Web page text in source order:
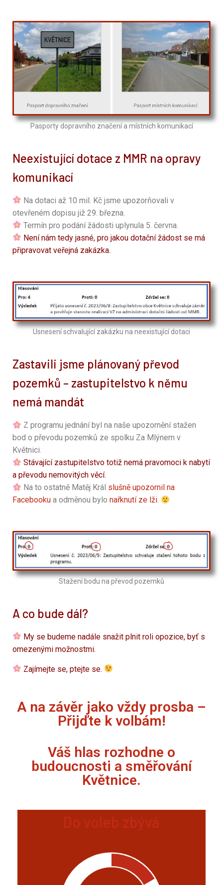
Pasporty dopravního značení a místních komunikací
Neexistující dotace z MMR na opravy
komunikací
Na dotaci až 10 mil. Kč jsme upozorňovali v
otevřeném dopisu již 29. března.
Termín pro podání žádosti uplynula 5. června.
Není nám tedy jasné, pro jakou dotační žádost se má
připravovat veřejná zakázka.
Usnesení schvalující zakázku na neexistující dotaci
Zastavili jsme plánovaný převod
pozemků – zastupitelstvo k němu
nemá mandát
Z programu jednání byl na naše upozornění stažen
bod o převodu pozemků ze spolku Za Mlýnem v
Květnici.
Stávající zastupitelstvo totiž nemá pravomoci k nabytí
a převodu nemovitých věcí.
Na to ostatně Matěj Král slušně upozornil na
Facebooku a odměnou bylo nařknutí ze lži.
Stažení bodu na převod pozemků
A co bude dál?
My se budeme nadále snažit plnit roli opozice, byť s
omezenými možnostmi.
Zajímejte se, ptejte se.
A na závěr jako vždy prosba –
Přijďte k volbám!
Váš hlas rozhodne o
budoucnosti a směřování
Květnice.